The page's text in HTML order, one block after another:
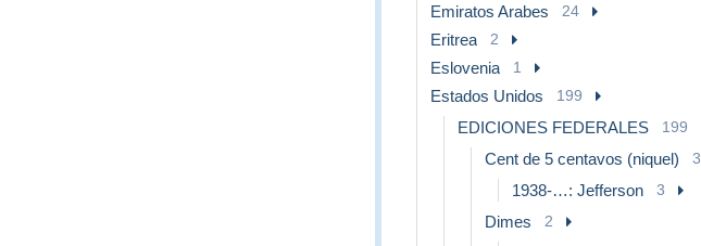
Emiratos Arabes 24
Eritrea 2
Eslovenia 1
Estados Unidos 199
EDICIONES FEDERALES 199
Cent de 5 centavos (niquel) 3
1938-…: Jefferson 3
Dimes 2